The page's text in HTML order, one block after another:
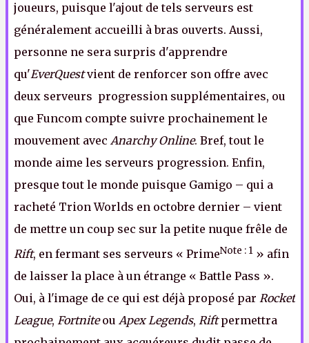
joueurs, puisque l'ajout de tels serveurs est
généralement accueilli à bras ouverts. Aussi,
personne ne sera surpris d'apprendre
qu'EverQuestvient de renforcer son offre avec
deux serveurs progression supplémentaires, ou
que Funcom compte suivre prochainement le
mouvement avec Anarchy Online. Bref, tout le
monde aime les serveurs progression. Enfin,
presque tout le monde puisque Gamigo – qui a
racheté Trion Worlds en octobre dernier – vient
de mettre un coup sec sur la petite nuque frêle de
Rift, en fermant ses serveurs « PrimeNote : 1 » afin
de laisser la place à un étrange « Battle Pass ».
Oui, à l'image de ce qui est déjà proposé par Rocket
League, Fortniteou Apex Legends, Riftpermettra